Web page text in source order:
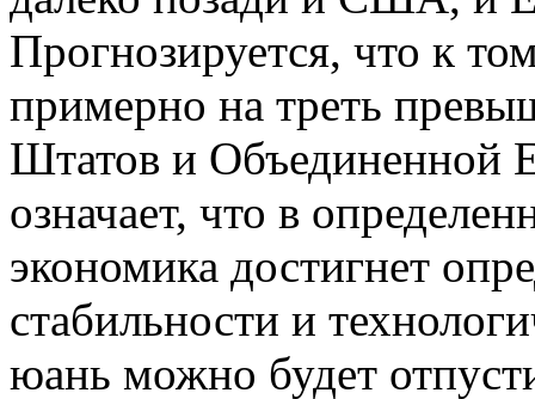
Прогнозируется, что к
примерно на треть
Штатов и Объединенной
означает, что в
экономика достигнет
стабильности и
юань можно будет